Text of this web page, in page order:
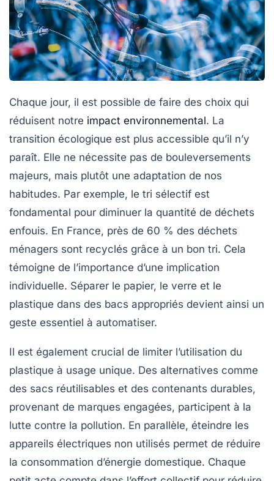
Chaque jour, il est possible de faire des choix qui
réduisent notre impact environnemental. La
transition écologique est plus accessible qu’il n’y
paraît. Elle ne nécessite pas de bouleversements
majeurs, mais plutôt une adaptation de nos
habitudes. Par exemple, le tri sélectif est
fondamental pour diminuer la quantité de déchets
enfouis. En France, près de 60 % des déchets
ménagers sont recyclés grâce à un bon tri. Cela
témoigne de l’importance d’une implication
individuelle. Séparer le papier, le verre et le
plastique dans des bacs appropriés devient ainsi un
geste essentiel à automatiser.
Il est également crucial de limiter l’utilisation du
plastique à usage unique. Des alternatives comme
des sacs réutilisables et des contenants durables,
provenant de marques engagées, participent à la
lutte contre la pollution. En parallèle, éteindre les
appareils électriques non utilisés permet de réduire
la consommation d’énergie domestique. Chaque